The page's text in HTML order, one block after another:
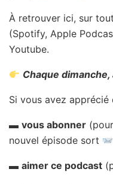
À retrouver ici, sur
(Spotify, Apple
Youtube.
Chaque dimanche,
Si vous avez apprécié
▬ vous abonner
nouvel épisode sort
▬ aimer ce podcast